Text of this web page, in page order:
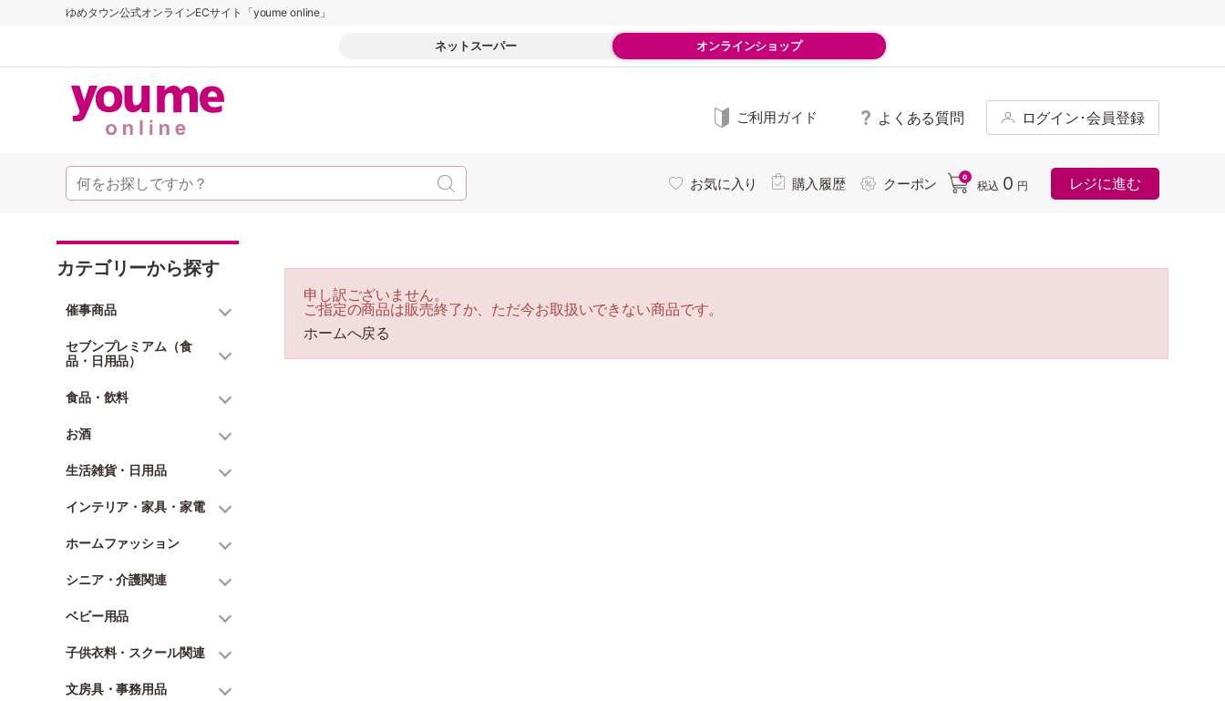
ゆめタウン公式オンラインECサイト「youme online」
ネットスーパー オンラインショップ
ご利用ガイド よくある質問 ログイン･会員登録
お気に入り 購入履歴 クーポン 0
税込 0 円 レジに進む
カテゴリーから探す
催事商品
セブンプレミアム（食
品・日用品）
食品・飲料
お酒
生活雑貨・日用品
インテリア・家具・家電
ホームファッション
シニア・介護関連
ベビー用品
子供衣料・スクール関連
文房具・事務用品
申し訳ございません。
ご指定の商品は販売終了か、ただ今お取扱いできない商品です。
ホームへ戻る